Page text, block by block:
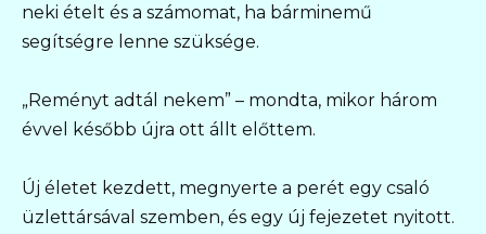
neki ételt és a számomat, ha bárminemű
segítségre lenne szüksége.
„Reményt adtál nekem” – mondta, mikor három
évvel később újra ott állt előttem.
Új életet kezdett, megnyerte a perét egy csaló
üzlettársával szemben, és egy új fejezetet nyitott.